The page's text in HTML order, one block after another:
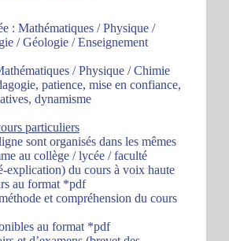
: Mathématiques / Physique /
/ Géologie / Enseignement
/ Physique / Chimie
patience, mise en confiance,
dynamisme
particuliers
sont organisés dans les mêmes
au collège / lycée / faculté
explication) du cours à voix haute
au format *pdf
et compréhension du cours
au format *pdf